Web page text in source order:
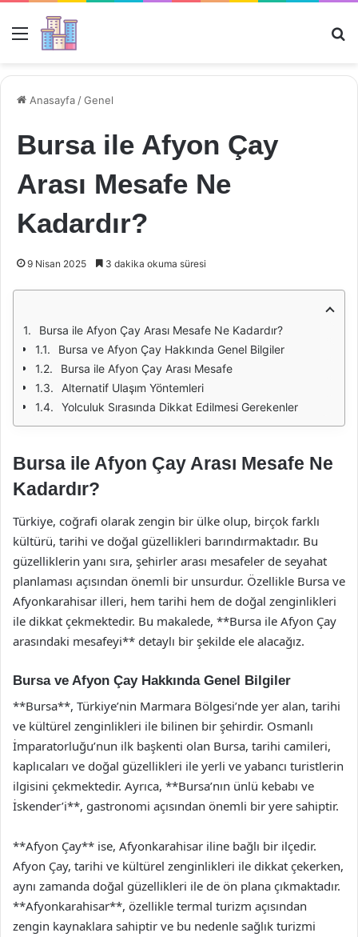
Menü
Anasayfa /Genel
Bursa ile Afyon Çay
Arası Mesafe Ne
Kadardır?
9 Nisan 2025 3 dakika okuma süresi
Bursa ile Afyon Çay Arası Mesafe Ne Kadardır?
Bursa ve Afyon Çay Hakkında Genel Bilgiler
Bursa ile Afyon Çay Arası Mesafe
Alternatif Ulaşım Yöntemleri
Yolculuk Sırasında Dikkat Edilmesi Gerekenler
Bursa ile Afyon Çay Arası Mesafe Ne
Kadardır?
Türkiye, coğrafi olarak zengin bir ülke olup, birçok farklı
kültürü, tarihi ve doğal güzellikleri barındırmaktadır. Bu
güzelliklerin yanı sıra, şehirler arası mesafeler de seyahat
planlaması açısından önemli bir unsurdur. Özellikle Bursa ve
Afyonkarahisar illeri, hem tarihi hem de doğal zenginlikleri
ile dikkat çekmektedir. Bu makalede, **Bursa ile Afyon Çay
arasındaki mesafeyi** detaylı bir şekilde ele alacağız.
Bursa ve Afyon Çay Hakkında Genel Bilgiler
**Bursa**, Türkiye’nin Marmara Bölgesi’nde yer alan, tarihi
ve kültürel zenginlikleri ile bilinen bir şehirdir. Osmanlı
İmparatorluğu’nun ilk başkenti olan Bursa, tarihi camileri,
kaplıcaları ve doğal güzellikleri ile yerli ve yabancı turistlerin
ilgisini çekmektedir. Ayrıca, **Bursa’nın ünlü kebabı ve
İskender’i**, gastronomi açısından önemli bir yere sahiptir.
**Afyon Çay** ise, Afyonkarahisar iline bağlı bir ilçedir.
Afyon Çay, tarihi ve kültürel zenginlikleri ile dikkat çekerken,
aynı zamanda doğal güzellikleri ile de ön plana çıkmaktadır.
**Afyonkarahisar**, özellikle termal turizm açısından
zengin kaynaklara sahiptir ve bu nedenle sağlık turizmi